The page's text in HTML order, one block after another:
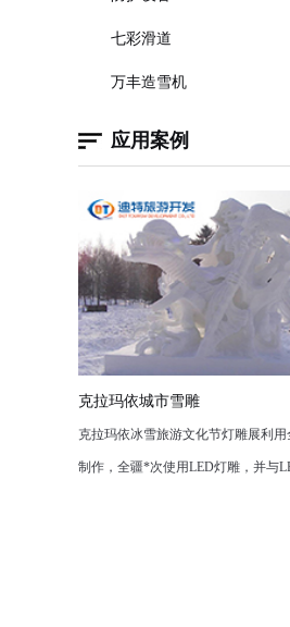
七彩滑道
万丰造雪机
应用案例
克拉玛依城市雪雕
克拉玛依冰雪旅游文化节灯雕展利
制作，全疆*次使用LED灯雕，并与